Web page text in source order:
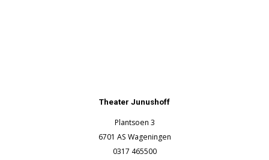
Theater Junushoff
Plantsoen 3
6701 AS Wageningen
0317 465500